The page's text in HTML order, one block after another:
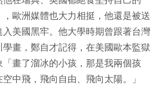
，歐洲媒體也大力相挺，他還是被送
美國黑牢。他大學時期曾跟著台灣
畫，鄭自才記得，在美國歐本監獄
畫了溜冰的小孩，那是我兩個孩
中飛，飛向自由、飛向太陽。」